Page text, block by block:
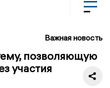
Важная новость
позволяющую
участия